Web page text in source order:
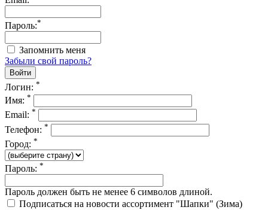
Пароль:*
Запомнить меня
Забыли свой пароль?
Логин: *
Имя: *
Email: *
Телефон: *
Город: *
Пароль: *
Пароль должен быть не менее 6 символов длиной.
Подписаться на новости ассортимент "Шапки" (Зима)